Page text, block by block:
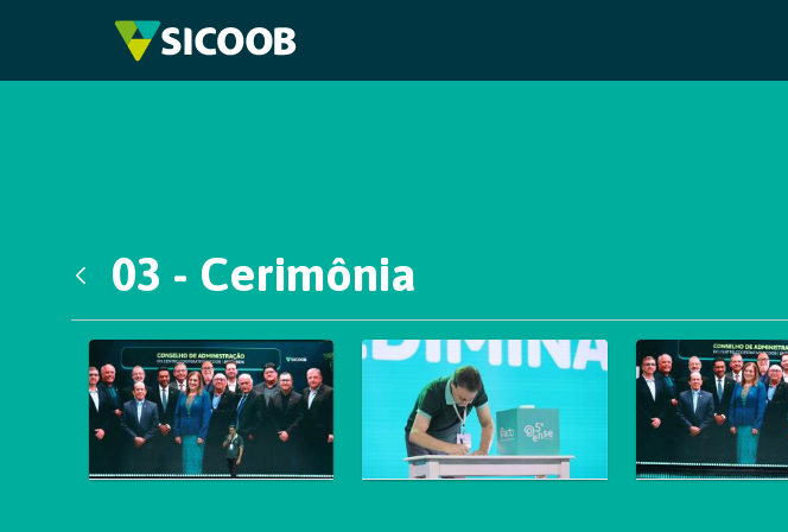
Pular para o Conteúdo principal
03 - Cerimônia
Galeria de Mídias